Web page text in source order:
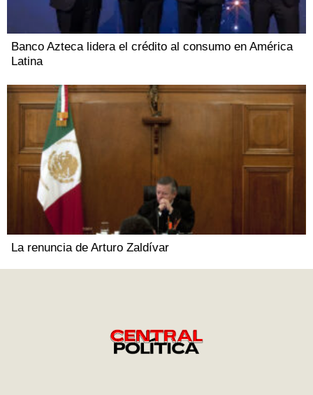
Banco Azteca lidera el crédito al consumo en América
Latina
La renuncia de Arturo Zaldívar